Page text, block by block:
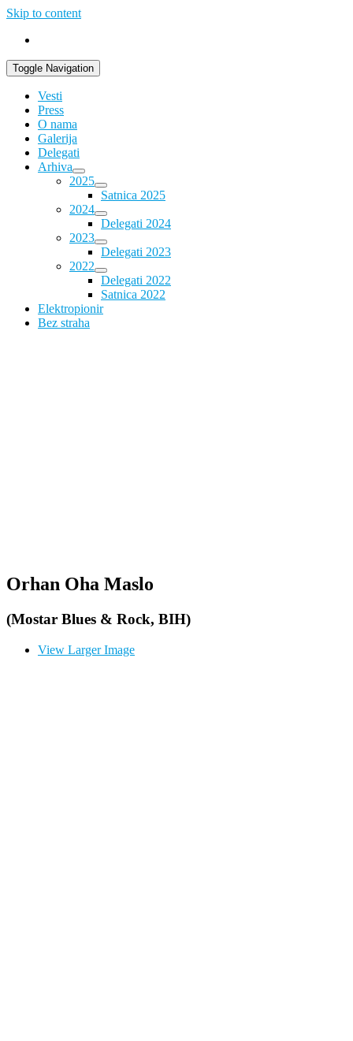
Skip to content
Toggle Navigation
Vesti
Press
O nama
Galerija
Delegati
Arhiva
2025
Satnica 2025
2024
Delegati 2024
2023
Delegati 2023
2022
Delegati 2022
Satnica 2022
Elektropionir
Bez straha
Orhan Oha Maslo
(Mostar Blues & Rock, BIH)
View Larger Image